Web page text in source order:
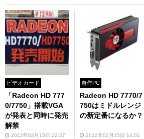
ビデオカード
「Radeon HD 777
0/7750」搭載VGA
が発表と同時に発売
解禁
2012年02月15日 22:27
自作PC
Radeon HD 7770/7
750はミドルレンジ
の新定番になるか？
2012年02月15日 14:01